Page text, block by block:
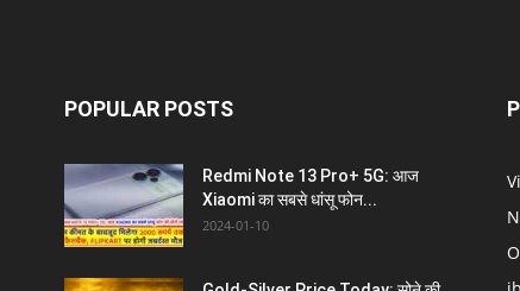
POPULAR POSTS
Redmi Note 13 Pro+ 5G: आज
Xiaomi का सबसे धांसू फोन...
2024-01-10